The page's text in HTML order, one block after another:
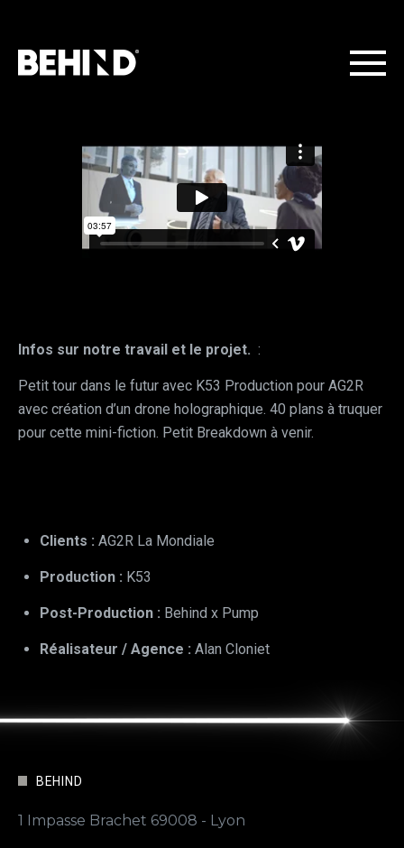
Infos sur notre travail et le projet. :
Petit tour dans le futur avec K53 Production pour AG2R
avec création d’un drone holographique. 40 plans à truquer
pour cette mini-fiction. Petit Breakdown à venir.
Clients : AG2R La Mondiale
Production : K53
Post-Production : Behind x Pump
Réalisateur / Agence : Alan Cloniet
BEHIND
1 Impasse Brachet 69008 - Lyon